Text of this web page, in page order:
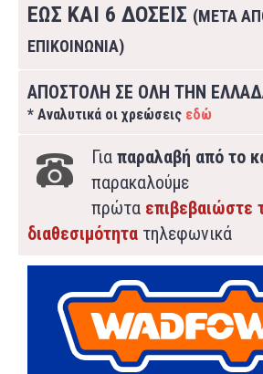
ΕΩΣ ΚΑΙ 6 ΔΟΣΕΙΣ (ΜΕΤΑ
ΕΠΙΚΟΙΝΩΝΙΑ)
ΑΠΟΣΤΟΛΗ ΣΕ ΟΛΗ ΤΗΝ
* Αναλυτικά οι χρεώσεις εδώ
Για παραλαβή από το
παρακαλούμε
πρώτα επιβεβαιώστε
διαθεσιμότητα τηλεφωνικά